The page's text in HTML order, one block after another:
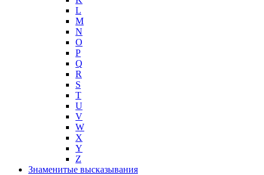
L
M
N
O
P
Q
R
S
T
U
V
W
X
Y
Z
Знаменитые высказывания